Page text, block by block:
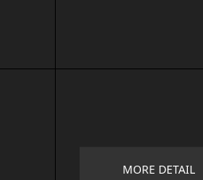
MORE DETAIL